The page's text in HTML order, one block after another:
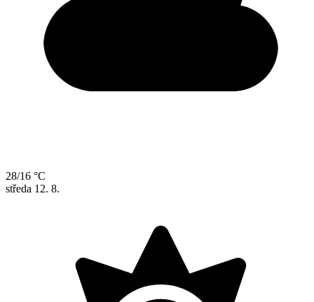
28/16 °C
středa 12. 8.